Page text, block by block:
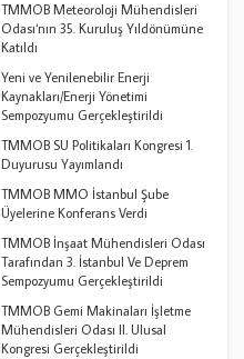
TMMOB Meteoroloji Mühendisleri
Odası‘nın 35. Kuruluş Yıldönümüne
Katıldı
Yeni ve Yenilenebilir Enerji
Kaynakları/Enerji Yönetimi
Sempozyumu Gerçekleştirildi
TMMOB SU Politikaları Kongresi 1.
Duyurusu Yayımlandı
TMMOB MMO İstanbul Şube
Üyelerine Konferans Verdi
TMMOB İnşaat Mühendisleri Odası
Tarafından 3. İstanbul Ve Deprem
Sempozyumu Gerçekleştirildi
TMMOB Gemi Makinaları İşletme
Mühendisleri Odası II. Ulusal
Kongresi Gerçekleştirildi